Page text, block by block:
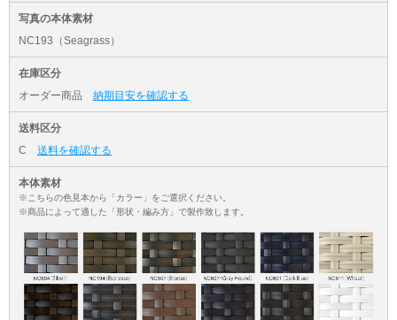
写真の本体素材
NC193（Seagrass）
在庫区分
オーダー商品 納期目安を確認する
送料区分
C 送料を確認する
本体素材
※こちらの色見本から「カラー」をご選択ください。
※商品によって適した「形状・編み方」で製作致します。